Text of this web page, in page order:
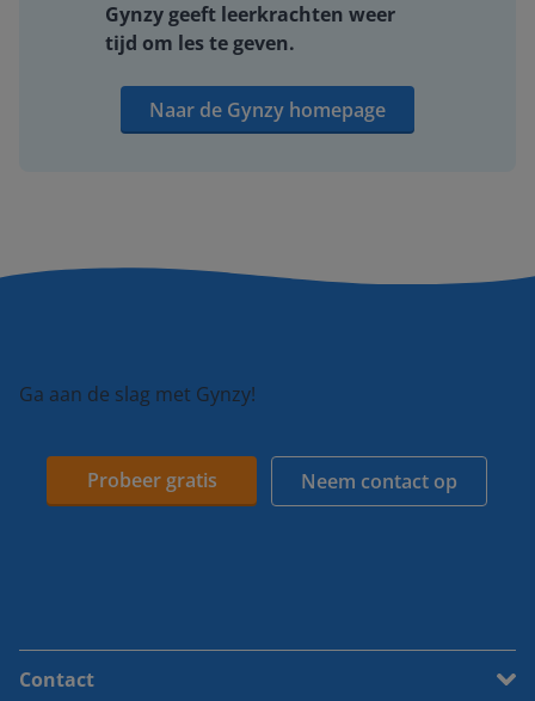
Gynzy geeft leerkrachten weer
tijd om les te geven.
Naar de Gynzy homepage
Ga aan de slag met Gynzy!
Probeer gratis Neem contact op
Contact